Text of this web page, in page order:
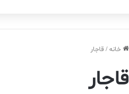
خانه/ قاجار
قاجار